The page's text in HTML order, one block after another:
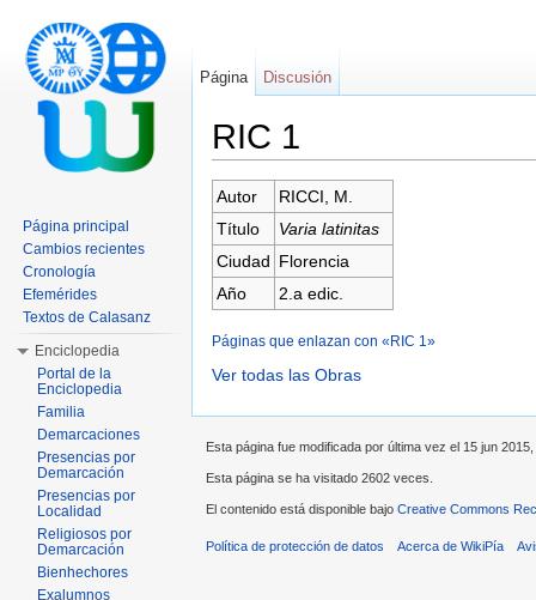
RIC 1
Autor
RICCI, M.
Título
Varia latinitas
Ciudad Florencia
Año
2.a edic.
Páginas que enlazan con «RIC 1»
Ver todas las Obras
Página Discusión
Página principal
Cambios recientes
Cronología
Efemérides
Textos de Calasanz
Enciclopedia
Portal de la
Enciclopedia
Familia
Demarcaciones
Presencias por
Demarcación
Presencias por
Localidad
Religiosos por
Demarcación
Bienhechores
Exalumnos
Esta página fue modificada por última vez el 15 jun
Esta página se ha visitado 2602 veces.
El contenido está disponible bajo Creative Commons
Política de protección de datos Acerca de WikiPía